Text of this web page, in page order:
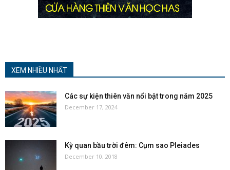
XEM NHIỀU NHẤT
Các sự kiện thiên văn nổi bật trong năm 2025
December 17, 2024
Kỳ quan bầu trời đêm: Cụm sao Pleiades
December 10, 2018